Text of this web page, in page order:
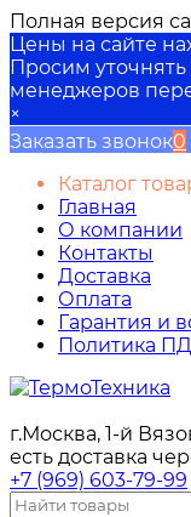
Полная версия
Цены на сайте
Просим
менеджеров
×
Заказать звонок0
Каталог
Главная
О компании
Контакты
Доставка
Оплата
Гарантия и
Политика ПД
г.Москва, 1-й
есть доставка
+7 (969) 603-79-99